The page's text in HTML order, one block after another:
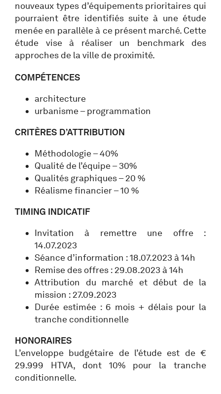
nouveaux types d’équipements prioritaires qui
pourraient être identifiés suite à une étude
menée en parallèle à ce présent marché. Cette
étude vise à réaliser un benchmark des
approches de la ville de proximité.
COMPÉTENCES
architecture
urbanisme – programmation
CRITÈRES D’ATTRIBUTION
Méthodologie – 40%
Qualité de l’équipe – 30%
Qualités graphiques – 20 %
Réalisme financier – 10 %
TIMING INDICATIF
Invitation à remettre une offre :
14.07.2023
Séance d’information : 18.07.2023 à 14h
Remise des offres : 29.08.2023 à 14h
Attribution du marché et début de la
mission : 27.09.2023
Durée estimée : 6 mois + délais pour la
tranche conditionnelle
HONORAIRES
L’enveloppe budgétaire de l’étude est de €
29.999 HTVA, dont 10% pour la tranche
conditionnelle.